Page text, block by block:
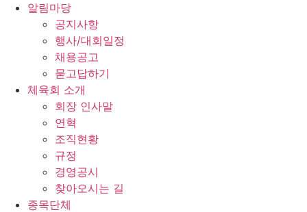
알림마당
공지사항
행사/대회일정
채용공고
묻고답하기
체육회 소개
회장 인사말
연혁
조직현황
규정
경영공시
찾아오시는 길
종목단체